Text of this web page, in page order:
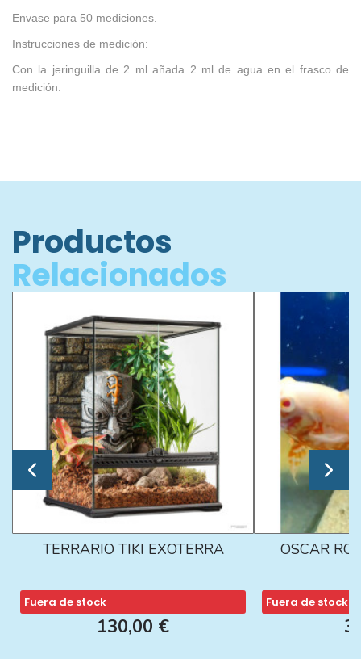
Envase para 50 mediciones.
Instrucciones de medición:
Con la jeringuilla de 2 ml añada 2 ml de agua en el frasco de
medición.
Productos
Relacionados
TERRARIO TIKI EXOTERRA
Fuera de stock
130,00 €
OSCAR
Fuera de stock